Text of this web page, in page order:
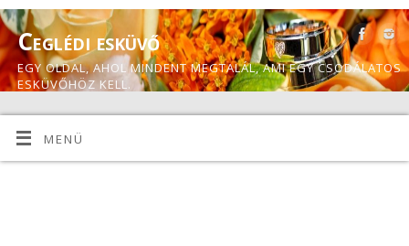
Ceglédi esküvő
EGY OLDAL, AHOL MINDENT MEGTALÁL, AMI EGY CSODÁLATOS
ESKÜVŐHÖZ KELL.
MENÜ